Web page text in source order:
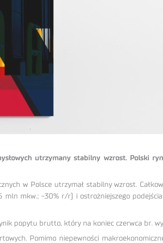
utrzymany stabilny wzrost. Polski
w Polsce utrzymał stabilny wzrost.
mln mkw.; -30% r/r) i ostrożniejszego
popytu brutto, który na koniec czerwca br.
Pomimo niepewności